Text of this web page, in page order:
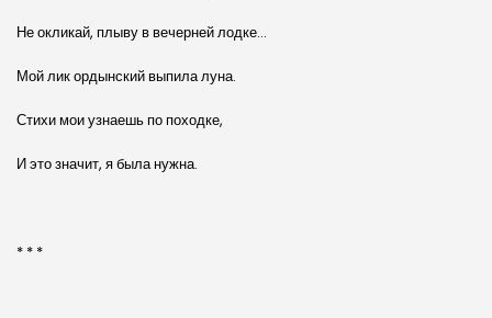
Не окликай, плыву в вечерней лодке…
Мой лик ордынский выпила луна.
Стихи мои узнаешь по походке,
И это значит, я была нужна.
* * *